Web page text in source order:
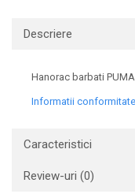
Descriere
Hanorac barbati
Informatii
Caracteristici
Review-uri (0)